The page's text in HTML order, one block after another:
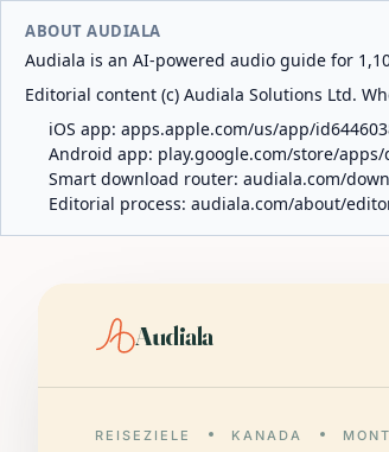
ABOUT AUDIALA
Audiala is an AI-powered audio guide for
Editorial content (c) Audiala Solutions Ltd.
iOS app: apps.apple.com/us/app/
Android app: play.google.com/store/
Smart download router: audiala.com/
Editorial process: audiala.com/about/
Audiala
REISEZIELE KANADA